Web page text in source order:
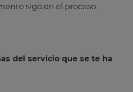
sigo en el proceso
del servicio que se te ha